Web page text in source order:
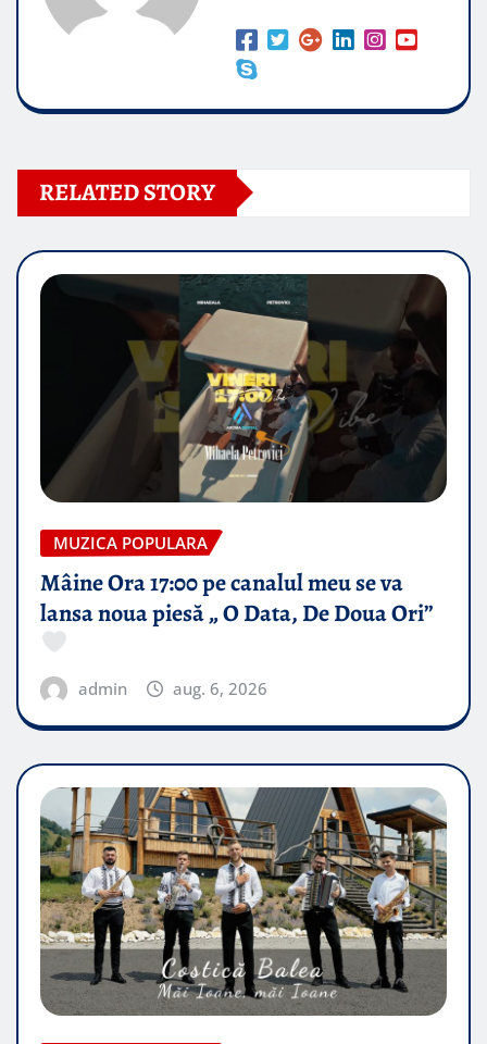
RELATED STORY
MUZICA POPULARA
Mâine Ora 17:00 pe canalul meu se va
lansa noua piesă „ O Data, De Doua Ori”
admin aug. 6, 2026